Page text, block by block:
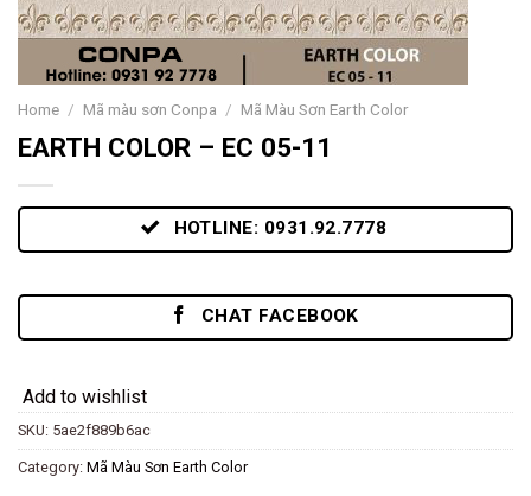
Home / Mã màu sơn Conpa / Mã Màu Sơn Earth Color
EARTH COLOR – EC 05-11
HOTLINE: 0931.92.7778
CHAT FACEBOOK
Add to wishlist
SKU: 5ae2f889b6ac
Category: Mã Màu Sơn Earth Color